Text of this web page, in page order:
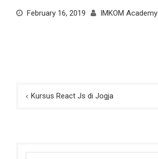
February 16, 2019 IMKOM Academy
PostKursus React Js di Jogja